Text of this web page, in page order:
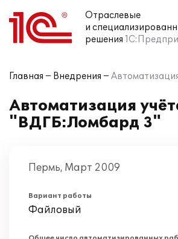
Отраслевые
и
решения
Главная Внедрения
Автоматизация
"ВДГБ:Ломбард 3"
Пермь, Март 2009
Вариант работы
Файловый